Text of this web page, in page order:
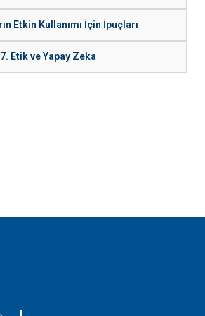
Etkin Kullanımı İçin İpuçları
7. Etik ve Yapay Zeka